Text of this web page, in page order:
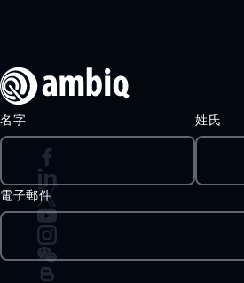
名字 姓氏
電子郵件